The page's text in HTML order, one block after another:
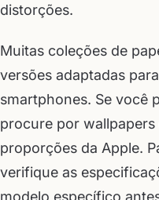
distorções.
Muitas coleções de
versões adaptadas
smartphones. Se você
procure por
proporções da Apple.
verifique as
modelo específico